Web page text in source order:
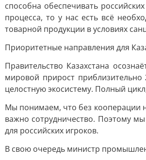
способна обеспечивать
процесса, то у нас есть всё
товарной продукции в условиях
Приоритетные направления для
Правительство Казахстана
мировой прирост приблизительно
целостную экосистему. Полный
Мы понимаем, что без кооперации
важно сотрудничество. Поэтому
для российских игроков.
В свою очередь министр